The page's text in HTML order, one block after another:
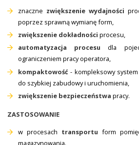
znaczne zwiększenie wydajności
poprzez sprawną wymianę form,
zwiększenie dokładności procesu,
automatyzacja procesu dla
ograniczeniem pracy operatora,
kompaktowość - kompleksowy
do szybkiej zabudowy i uruchomienia,
zwiększenie bezpieczeństwa pracy.
ZASTOSOWANIE
w procesach transportu form
magazynowania.